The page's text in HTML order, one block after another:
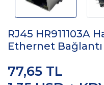
RJ45 HR911103A
Ethernet
77,65 TL